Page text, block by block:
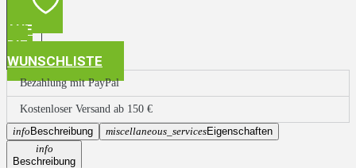
AUF
DIE
WUNSCHLISTE
Bezahlung mit PayPal
Kostenloser Versand ab 150 €
info Beschreibung miscellaneous_servicesEigenschaften
info
Beschreibung